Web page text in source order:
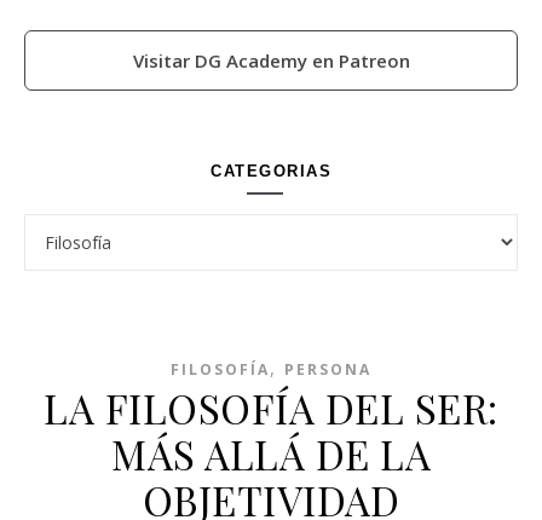
Visitar DG Academy en Patreon
CATEGORIAS
FILOSOFÍA, PERSONA
LA FILOSOFÍA DEL SER:
MÁS ALLÁ DE LA
OBJETIVIDAD